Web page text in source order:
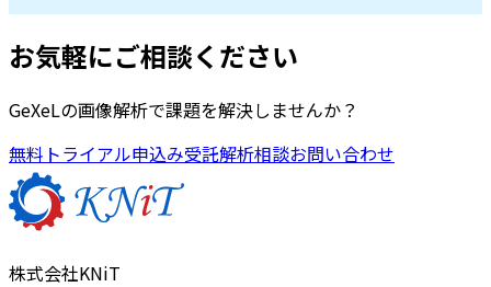
ませんでした。GeXeLは画像を特徴化することで、説明変数
／目的変数として画像データを用いることが可能となりま
す。
くわしくみる>
お気軽にご相談ください
GeXeLの画像解析で課題を解決しませんか？
無料トライアル申込み受託解析相談お問い合わせ
株式会社KNiT